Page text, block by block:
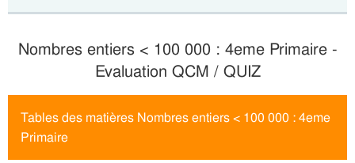
Nombres entiers < 100 000 : 4eme Primaire -
Evaluation QCM / QUIZ
Tables des matières Nombres entiers < 100 000 : 4eme
Primaire